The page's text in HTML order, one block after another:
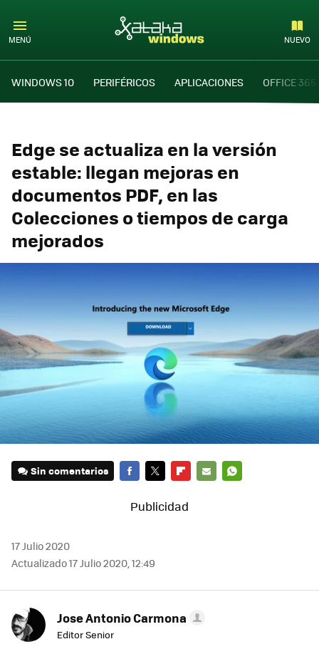
MENÚ NUEVO
WINDOWS 10 PERIFÉRICOS APLICACIONES OFFICE 365
Edge se actualiza en la versión
estable: llegan mejoras en
documentos PDF, en las
Colecciones o tiempos de carga
mejorados
Sin comentarios
17 Julio 2020
Actualizado 17 Julio 2020, 12:49
Jose Antonio Carmona
Editor Senior